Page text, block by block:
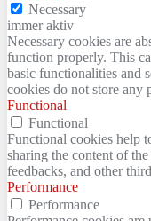
Necessary
immer aktiv
Necessary cookies are
function properly. This
basic functionalities and
cookies do not store any
Functional
Functional
Functional cookies help
sharing the content of
feedbacks, and other
Performance
Performance